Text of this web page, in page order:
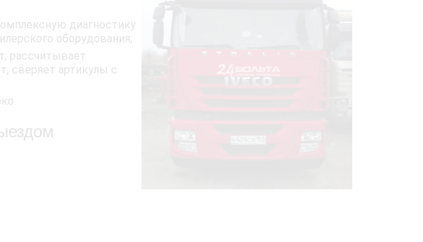
диагностику
оборудования;
рассчитывает
сверяет артикулы с